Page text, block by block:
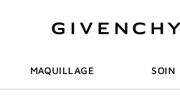
MAQUILLAGE SOIN